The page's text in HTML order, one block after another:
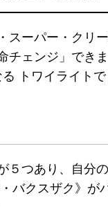
スーパー・クリ
チェンジ」でき
トワイライト
５つあり、自分
バクスザク》が